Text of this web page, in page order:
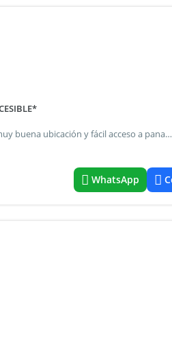
[Selection-451] departamentos de 2 amb en alquiler con muy buena ubicación y fácil acceso a panamericana. Solo para dos personas se pide: - mes adelantado - mes de depósito - garante con recibo de sueldo dentro del radio del depto,se encuentran *centro comercial *polideportivo *centro de salud de primeros auxilios *jardin *escuelas varias,tanto públicas como privadas *teatro *gimnasios varios . Selection-451 k.D servicios: cloacas depósito (meses): 1 impuestos a cargo de: inquilino agua a cargo de: propietario la intermediación y conclusión de las operaciones inmobiliarias es desarrollada por la martillera a cargo de la oficina, adriana virginia naab csi 6517 - cucicba 8786. Oficina : maschwitz mall. Piso 2
WhatsApp